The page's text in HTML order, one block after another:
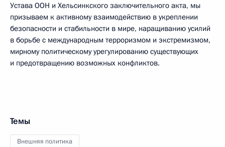
Устава ООН и Хельсинкского заключительного акта, мы
призываем к активному взаимодействию в укреплении
безопасности и стабильности в мире, наращиванию усилий
в борьбе с международным терроризмом и экстремизмом,
мирному политическому урегулированию существующих
и предотвращению возможных конфликтов.
Темы
Внешняя политика